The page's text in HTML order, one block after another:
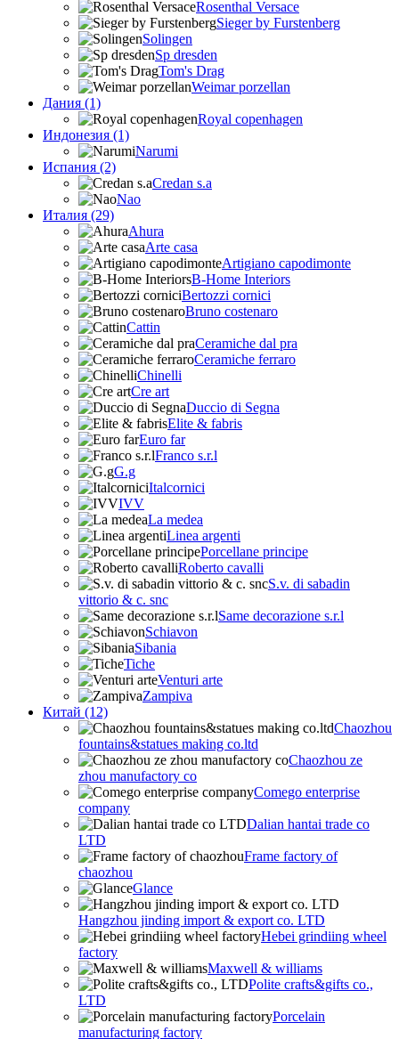
Rosenthal Versace
Sieger by Furstenberg
Solingen
Sp dresden
Tom's Drag
Weimar porzellan
Дания (1)
Royal copenhagen
Индонезия (1)
Narumi
Испания (2)
Credan s.a
Nao
Италия (29)
Ahura
Arte casa
Artigiano capodimonte
B-Home Interiors
Bertozzi cornici
Bruno costenaro
Cattin
Ceramiche dal pra
Ceramiche ferraro
Chinelli
Cre art
Duccio di Segna
Elite & fabris
Euro far
Franco s.r.l
G.g
Italcornici
IVV
La medea
Linea argenti
Porcellane principe
Roberto cavalli
S.v. di sabadin
vittorio & c. snc
Same decorazione s.r.l
Schiavon
Sibania
Tiche
Venturi arte
Zampiva
Китай (12)
Chaozhou
fountains&statues making co.ltd
Chaozhou ze
zhou manufactory co
Comego enterprise
company
Dalian hantai trade co
LTD
Frame factory of
chaozhou
Glance
Hangzhou jinding import & export co. LTD
Hebei grindiing wheel
factory
Maxwell & williams
Polite crafts&gifts co.,
LTD
Porcelain
manufacturing factory